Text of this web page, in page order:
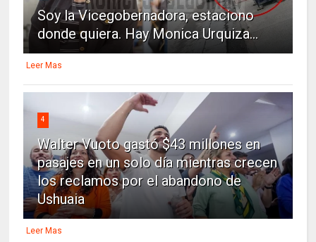
Soy la Vicegobernadora, estaciono
donde quiera. Hay Monica Urquiza...
Leer Mas
4
Walter Vuoto gastó $43 millones en
pasajes en un solo día mientras crecen
los reclamos por el abandono de
Ushuaia
Leer Mas